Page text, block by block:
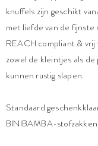
knuffels zijn geschikt
met liefde van de fijnste
REACH compliant &
zowel de kleintjes als
kunnen rustig slapen.
Standaard
BINIBAMBA-